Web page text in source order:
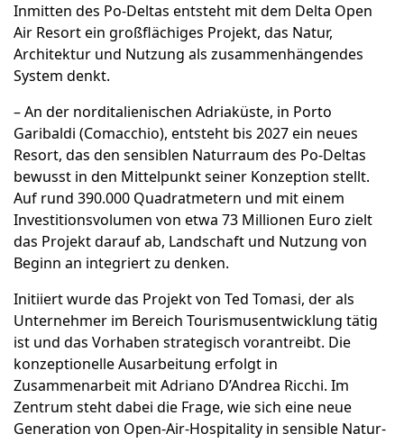
Inmitten des Po-Deltas entsteht mit dem Delta Open
Air Resort ein großflächiges Projekt, das Natur,
Architektur und Nutzung als zusammenhängendes
System denkt.
– An der norditalienischen Adriaküste, in Porto
Garibaldi (Comacchio), entsteht bis 2027 ein neues
Resort, das den sensiblen Naturraum des Po-Deltas
bewusst in den Mittelpunkt seiner Konzeption stellt.
Auf rund 390.000 Quadratmetern und mit einem
Investitionsvolumen von etwa 73 Millionen Euro zielt
das Projekt darauf ab, Landschaft und Nutzung von
Beginn an integriert zu denken.
Initiiert wurde das Projekt von Ted Tomasi, der als
Unternehmer im Bereich Tourismusentwicklung tätig
ist und das Vorhaben strategisch vorantreibt. Die
konzeptionelle Ausarbeitung erfolgt in
Zusammenarbeit mit Adriano D’Andrea Ricchi. Im
Zentrum steht dabei die Frage, wie sich eine neue
Generation von Open-Air-Hospitality in sensible Natur-